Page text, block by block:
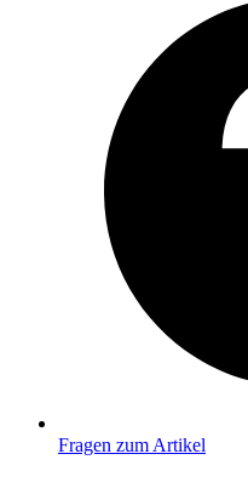
Fragen zum Artikel